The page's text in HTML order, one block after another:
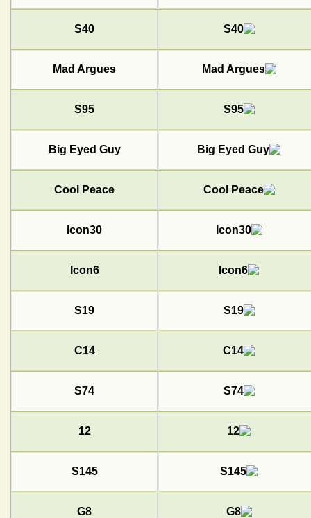
S40
Mad Argues
S95
Big Eyed Guy
Cool Peace
Icon30
Icon6
S19
C14
S74
12
S145
G8